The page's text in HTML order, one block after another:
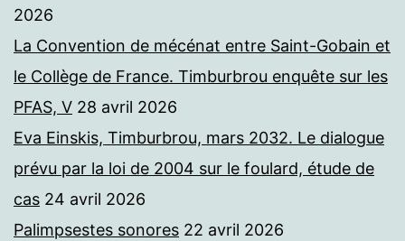
2026
La Convention de mécénat entre Saint-Gobain et
le Collège de France. Timburbrou enquête sur les
PFAS, V 28 avril 2026
Eva Einskis, Timburbrou, mars 2032. Le dialogue
prévu par la loi de 2004 sur le foulard, étude de
cas 24 avril 2026
Palimpsestes sonores 22 avril 2026